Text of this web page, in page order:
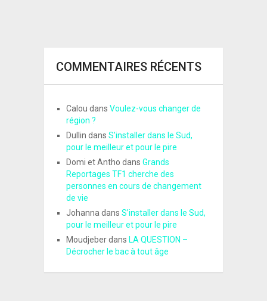
COMMENTAIRES RÉCENTS
Calou dans Voulez-vous changer de
région ?
Dullin dans S’installer dans le Sud,
pour le meilleur et pour le pire
Domi et Antho dans Grands
Reportages TF1 cherche des
personnes en cours de changement
de vie
Johanna dans S’installer dans le Sud,
pour le meilleur et pour le pire
Moudjeberdans LA QUESTION –
Décrocher le bac à tout âge